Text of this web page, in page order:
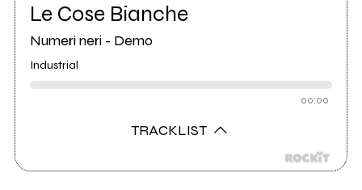
Le Cose Bianche
Numeri neri - Demo
Industrial
00:00
TRACKLIST